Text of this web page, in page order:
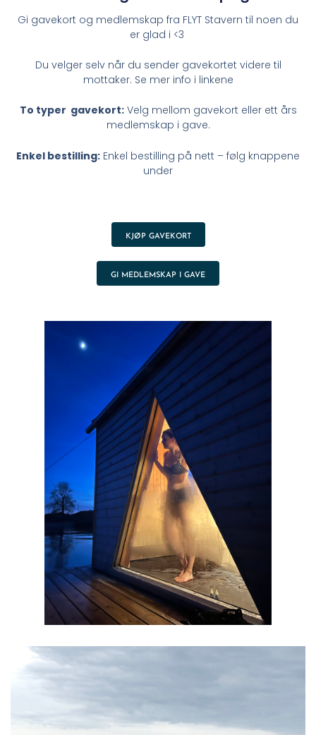
Gi gavekort og medlemskap fra FLYT Stavern til noen du
er glad i <3
Du velger selv når du sender gavekortet videre til
mottaker. Se mer info i linkene
To typer gavekort:Velg mellom gavekort eller ett års
medlemskap i gave.
Enkel bestilling: Enkel bestilling på nett – følg knappene
under
KJØP GAVEKORT
GI MEDLEMSKAP I GAVE